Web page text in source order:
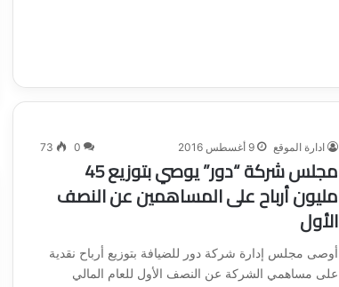
ادارة الموقع 9 أغسطس 2016 0
73
مجلس شركة “دور” يوصي بتوزيع 45
مليون أرباح على المساهمين عن النصف
الأول
أوصى مجلس إدارة شركة دور للضيافة بتوزيع أرباح نقدية
على مساهمي الشركة عن النصف الأول للعام المالي